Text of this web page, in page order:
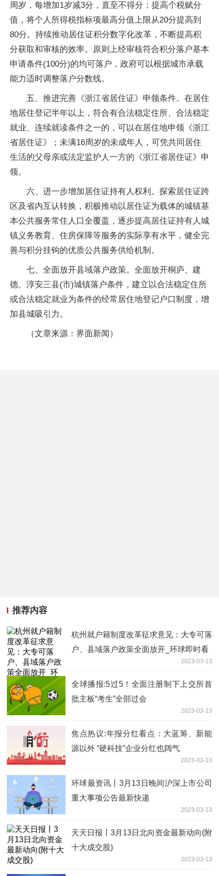
周岁，每增加1岁减3分，直至不得分；提高个税赋分
值，将个人所得税指标项最高分值上限从20分提高到
80分。持续推动居住证积分数字化改革，不断提高积
分获取和审核的效率。原则上经审核符合积分落户基本
申请条件(100分)的均可落户，政府可以根据城市承载
能力适时调整落户分数线。
五、推进完善《浙江省居住证》申领条件。在居住
地居住登记半年以上，符合有合法稳定住所、合法稳定
就业、连续就读条件之一的，可以在居住地申领《浙江
省居住证》；未满16周岁的未成年人，可凭共同居住
生活的父母亲或法定监护人一方的《浙江省居住证》申
领。
六、进一步增加居住证持有人权利。探索居住证跨
区及省内互认转换，积极推动以居住证为载体的城镇基
本公共服务常住人口全覆盖，逐步提高居住证持有人城
镇义务教育、住房保障等服务的实际享有水平，健全完
善与积分挂钩的优质公共服务供给机制。
七、全面放开县域落户政策。全面放开桐庐、建
德、淳安三县(市)城镇落户条件，建立以合法稳定住所
或合法稳定就业为条件的经常居住地登记户口制度，增
加县城吸引力。
（文章来源：界面新闻）
推荐内容
杭州就户籍制度改革征求意见：大专可落
户、县域落户政策全面放开_环球即时看
2023-03-13
全球播报:5过5！全面注册制下上交所首
批主板“考生”全部过会
2023-03-13
焦点热议:年报分红看点：大蓝筹、新能
源以外 “硬科技”企业分红也阔气
2023-03-13
环球最资讯丨3月13日晚间沪深上市公司
重大事项公告最新快递
2023-03-13
天天日报丨3月13日北向资金最新动向(附
十大成交股)
2023-03-13